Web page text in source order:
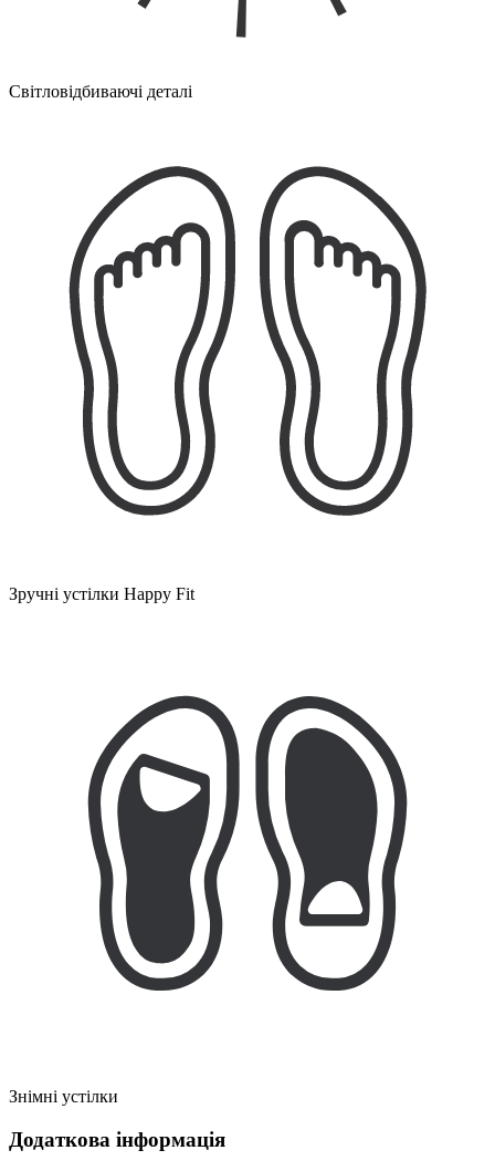
Світловідбиваючі деталі
Зручні устілки Happy Fit
Знімні устілки
Додаткова інформація